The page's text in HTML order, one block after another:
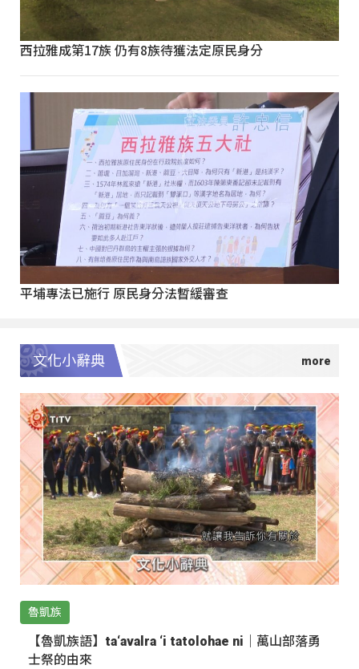
西拉雅成第17族 仍有8族待獲法定原民身分
平埔專法已施行 原民身分法暫緩審查
文化小辭典
魯凱族
【魯凱族語】ta‘avalra ‘i tatolohae ni｜萬山部落勇
士祭的由來